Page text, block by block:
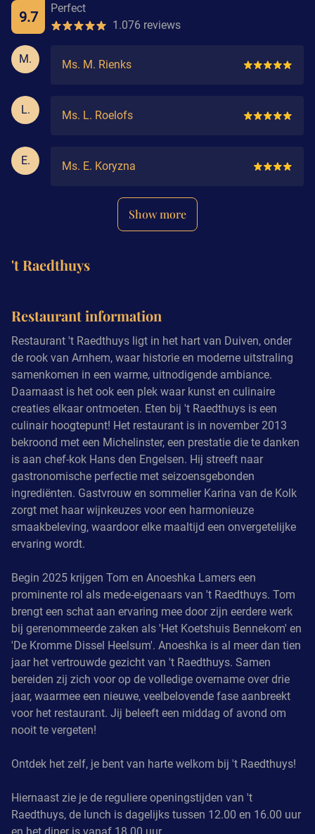
9.7
Perfect
1.076 reviews
M. Ms. M. Rienks
L. Ms. L. Roelofs
E. Ms. E. Koryzna
Show more
't Raedthuys
Restaurant information
Restaurant 't Raedthuys ligt in het hart van Duiven, onder
de rook van Arnhem, waar historie en moderne uitstraling
samenkomen in een warme, uitnodigende ambiance.
Daarnaast is het ook een plek waar kunst en culinaire
creaties elkaar ontmoeten. Eten bij 't Raedthuys is een
culinair hoogtepunt! Het restaurant is in november 2013
bekroond met een Michelinster, een prestatie die te danken
is aan chef-kok Hans den Engelsen. Hij streeft naar
gastronomische perfectie met seizoensgebonden
ingrediënten. Gastvrouw en sommelier Karina van de Kolk
zorgt met haar wijnkeuzes voor een harmonieuze
smaakbeleving, waardoor elke maaltijd een onvergetelijke
ervaring wordt.
Begin 2025 krijgen Tom en Anoeshka Lamers een
prominente rol als mede-eigenaars van 't Raedthuys. Tom
brengt een schat aan ervaring mee door zijn eerdere werk
bij gerenommeerde zaken als 'Het Koetshuis Bennekom' en
'De Kromme Dissel Heelsum'. Anoeshka is al meer dan tien
jaar het vertrouwde gezicht van 't Raedthuys. Samen
bereiden zij zich voor op de volledige overname over drie
jaar, waarmee een nieuwe, veelbelovende fase aanbreekt
voor het restaurant. Jij beleeft een middag of avond om
nooit te vergeten!
Ontdek het zelf, je bent van harte welkom bij 't Raedthuys!
Hiernaast zie je de reguliere openingstijden van 't
Raedthuys, de lunch is dagelijks tussen 12.00 en 16.00 uur